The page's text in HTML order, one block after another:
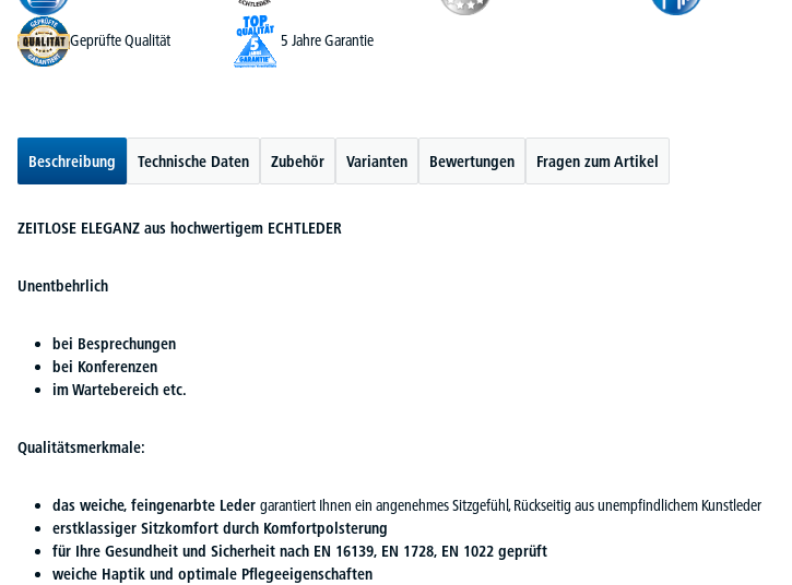
Geprüfte Qualität 5 Jahre Garantie
Beschreibung Technische Daten Zubehör Varianten Bewertungen Fragen zum Artikel
ZEITLOSE ELEGANZ aus hochwertigem ECHTLEDER
Unentbehrlich
bei Besprechungen
bei Konferenzen
im Wartebereich etc.
Qualitätsmerkmale:
das weiche, feingenarbte Leder garantiert Ihnen ein angenehmes Sitzgefühl, Rückseitig aus unempfindlichem Kunstleder
erstklassiger Sitzkomfort durch Komfortpolsterung
für Ihre Gesundheit und Sicherheit nach EN 16139, EN 1728, EN 1022 geprüft
weiche Haptik und optimale Pflegeeigenschaften